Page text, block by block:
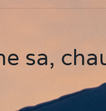
sa,